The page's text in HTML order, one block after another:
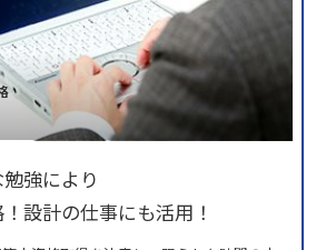
強により
設計の仕事にも活用！